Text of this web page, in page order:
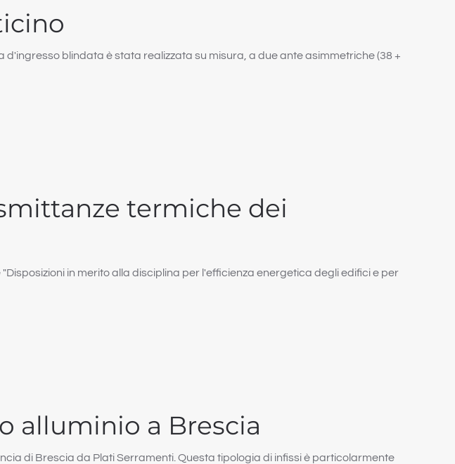
blindata è stata realizzata su misura, a due ante asimmetriche (38 +
termiche dei
in merito alla disciplina per l'efficienza energetica degli edifici e per
alluminio a Brescia
di Brescia da Plati Serramenti. Questa tipologia di infissi è particolarmente